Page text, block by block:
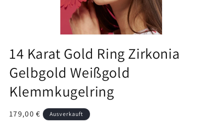
in
Modalfenster
öffnen
14 Karat Gold Ring Zirkonia
Gelbgold Weißgold
Klemmkugelring
Normaler
179,00 € Ausverkauft